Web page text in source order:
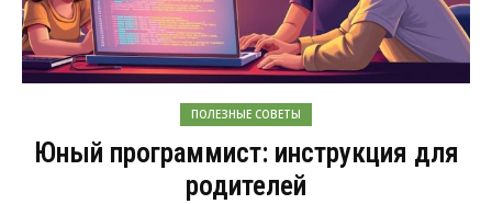
ПОЛЕЗНЫЕ СОВЕТЫ
Юный программист: инструкция для
родителей